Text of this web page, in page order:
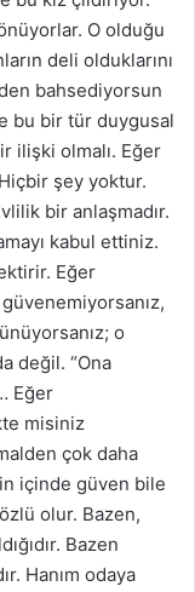
O olduğu
deli olduklarını
bahsediyorsun
bu bir tür duygusal
ilişki olmalı. Eğer
şey yoktur.
bir anlaşmadır.
kabul ettiniz.
Eğer
o
değil. “Ona
Eğer
misiniz
çok daha
içinde güven bile
olur. Bazen,
Bazen
Hanım odaya